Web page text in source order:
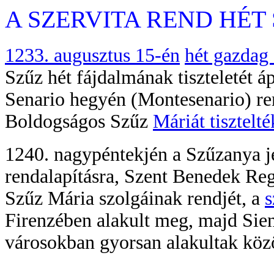
A SZERVITA REND
1233. augusztus 15-én hét
Szűz hét fájdalmának tiszteletét
Senario hegyén (Montesenario)
Boldogságos Szűz Máriát
1240. nagypéntekjén a Szűzanya
rendalapításra, Szent Benedek
Szűz Mária szolgáinak rendjét, a
Firenzében alakult meg, majd
városokban gyorsan alakultak